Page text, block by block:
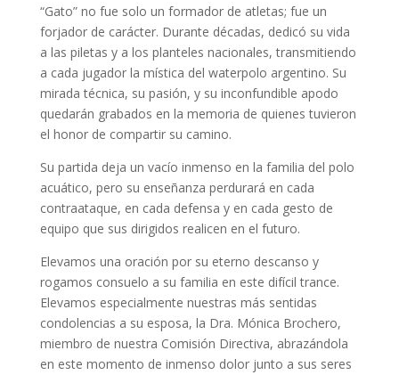
“Gato” no fue solo un formador de atletas; fue un
forjador de carácter. Durante décadas, dedicó su vida
a las piletas y a los planteles nacionales, transmitiendo
a cada jugador la mística del waterpolo argentino. Su
mirada técnica, su pasión, y su inconfundible apodo
quedarán grabados en la memoria de quienes tuvieron
el honor de compartir su camino.
Su partida deja un vacío inmenso en la familia del polo
acuático, pero su enseñanza perdurará en cada
contraataque, en cada defensa y en cada gesto de
equipo que sus dirigidos realicen en el futuro.
Elevamos una oración por su eterno descanso y
rogamos consuelo a su familia en este difícil trance.
Elevamos especialmente nuestras más sentidas
condolencias a su esposa, la Dra. Mónica Brochero,
miembro de nuestra Comisión Directiva, abrazándola
en este momento de inmenso dolor junto a sus seres